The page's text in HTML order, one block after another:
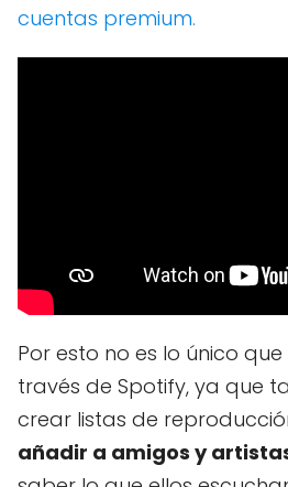
cuentas premium.
Por esto no es lo único
través de Spotify, ya que
crear listas de
añadir a amigos y